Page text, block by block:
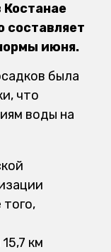
Костанае
составляет
июня.
была
что
воды на
того,
км